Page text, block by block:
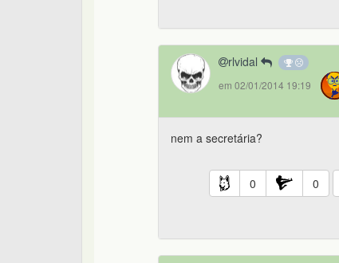
rlvidal
em 02/01/2014 19:19
nem a secretária?
0 0